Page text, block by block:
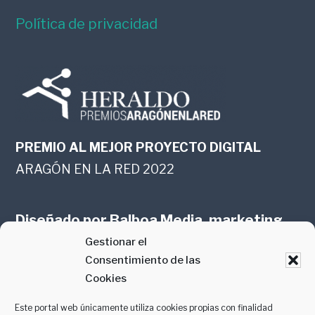
Gestionar el
Consentimiento de las
Cookies
Este portal web únicamente utiliza cookies propias con finalidad
Política de privacidad
PREMIO AL MEJOR PROYECTO DIGITAL
ARAGÓN EN LA RED 2022
Diseñado porBalboa Media, marketing
online en Zaragoza